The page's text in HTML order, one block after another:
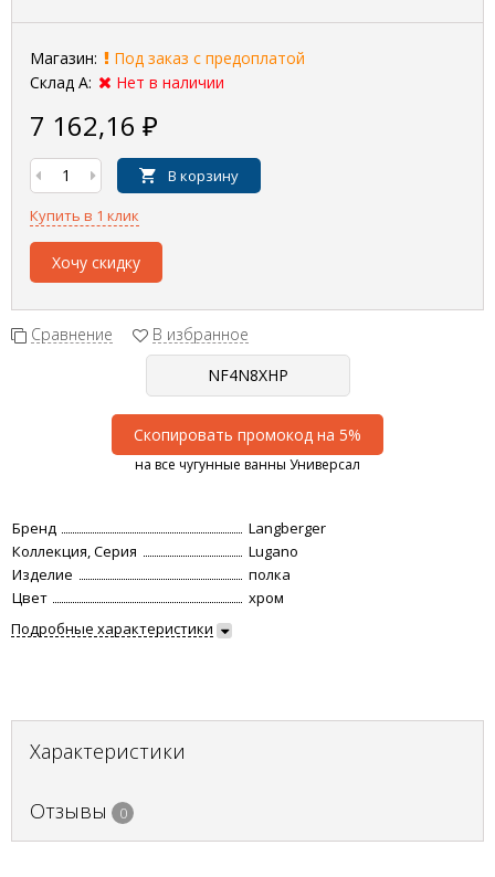
Магазин:
Под заказ с предоплатой
Склад А:
Нет в наличии
7 162,16 ₽
В корзину
Купить в 1 клик
Хочу скидку
Сравнение В избранное
Скопировать промокод на 5%
на все чугунные ванны Универсал
Бренд
Langberger
Коллекция, Серия
Lugano
Изделие
полка
Цвет
хром
Подробные характеристики
Характеристики
Отзывы 0